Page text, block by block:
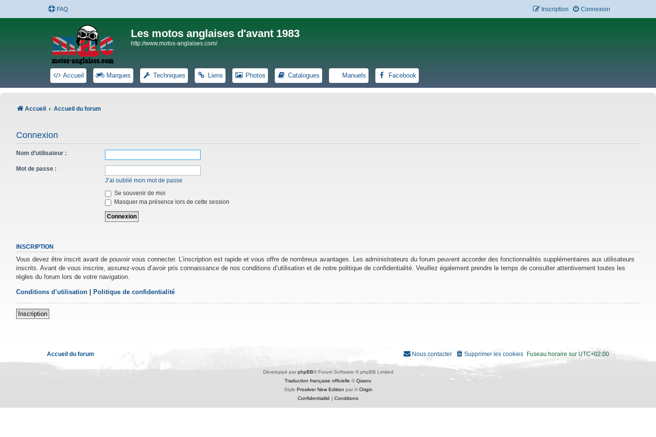
FAQ Connexion
Inscription
Les motos anglaises d'avant 1983
http://www.motos-anglaises.com/
Accueil Marques Techniques Liens Photos Catalogues Manuels Facebook
Accueil Accueil du forum
Connexion
Nom d’utilisateur :
Mot de passe :
J’ai oublié mon mot de passe
Se souvenir de moi
Masquer ma présence lors de cette session
INSCRIPTION
Vous devez être inscrit avant de pouvoir vous connecter. L’inscription est rapide et vous offre de nombreux avantages. Les administrateurs du forum peuvent accorder des fonctionnalités supplémentaires aux utilisateurs
inscrits. Avant de vous inscrire, assurez-vous d’avoir pris connaissance de nos conditions d’utilisation et de notre politique de confidentialité. Veuillez également prendre le temps de consulter attentivement toutes les
règles du forum lors de votre navigation.
Conditions d’utilisation Politique de confidentialité
Inscription
Accueil du forum Fuseau horaire sur UTC+02:00
Supprimer les cookies
Nous contacter
Développé par phpBB® Forum Software © phpBB Limited
Traduction française officielle ©Qiaeru
Style Prosilver New Edition par ©Origin
Confidentialité
Conditions